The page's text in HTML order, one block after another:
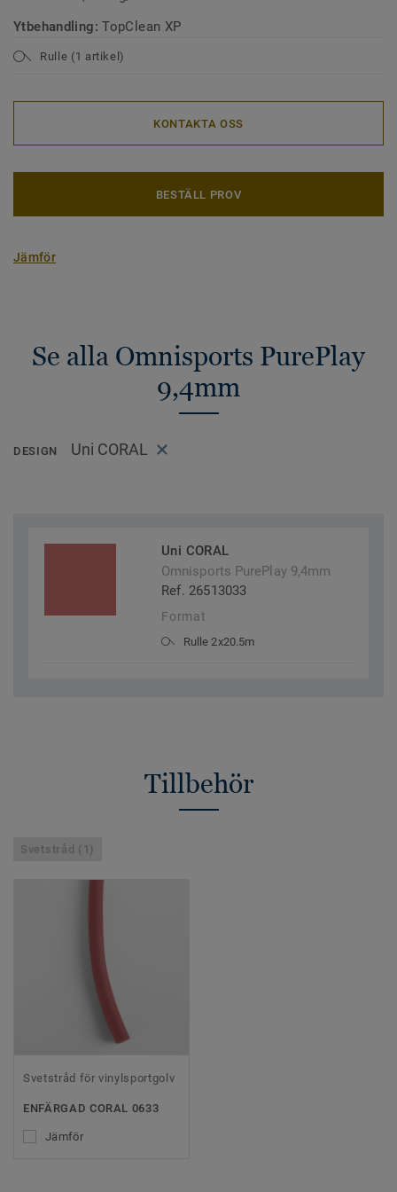
Ytbehandling:TopClean XP
Rulle (1 artikel)
KONTAKTA OSS
BESTÄLL PROV
Jämför
Se alla Omnisports PurePlay
9,4mm
DESIGN Uni CORAL
Uni CORAL
Omnisports PurePlay 9,4mm
Ref. 26513033
Format
Rulle 2x20.5m
Tillbehör
Svetstråd (1)
Svetstråd för vinylsportgolv
ENFÄRGAD CORAL 0633
Jämför